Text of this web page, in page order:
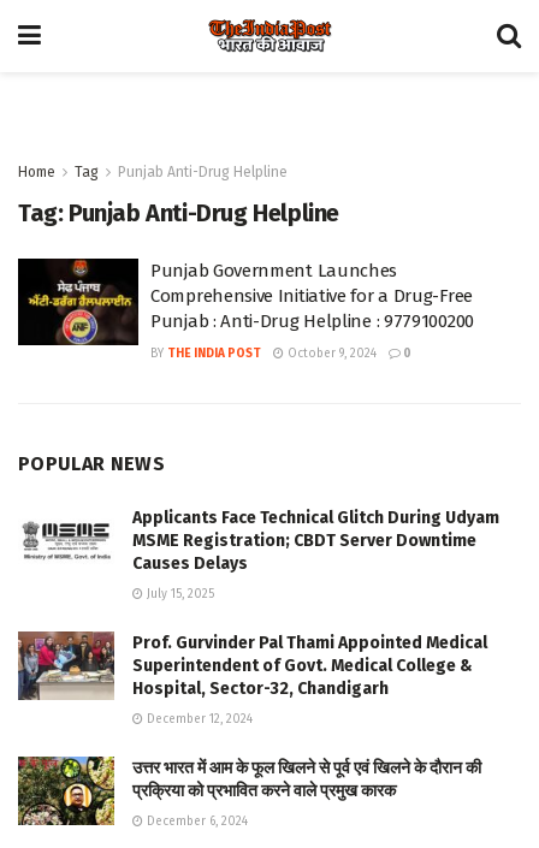
Home Tag Punjab Anti-Drug Helpline
Tag: Punjab Anti-Drug Helpline
Punjab Government Launches
Comprehensive Initiative for a Drug-Free
Punjab : Anti-Drug Helpline : 9779100200
BY THE INDIA POST October 9, 2024 0
POPULAR NEWS
Applicants Face Technical Glitch During Udyam
MSME Registration; CBDT Server Downtime
Causes Delays
July 15, 2025
Prof. Gurvinder Pal Thami Appointed Medical
Superintendent of Govt. Medical College &
Hospital, Sector-32, Chandigarh
December 12, 2024
उत्तर भारत में आम के फूल खिलने से पूर्व एवं खिलने के दौरान की
प्रक्रिया को प्रभावित करने वाले प्रमुख कारक
December 6, 2024